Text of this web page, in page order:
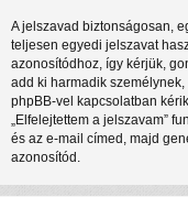
A jelszavad biztonságosan,
teljesen egyedi jelszavat
azonosítódhoz, így kérjük,
add ki harmadik
phpBB-vel kapcsolatban
„Elfelejtettem a jelszavam”
és az e-mail címed, majd
azonosítód.